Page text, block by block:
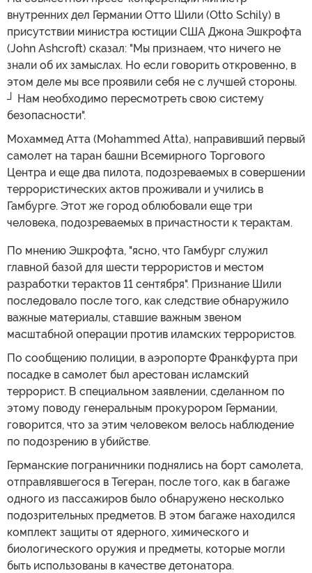
внутренних дел Германии Отто Шили (Otto Schily) в
присутствии министра юстиции США Джона Эшкрофта
(John Ashcroft) сказал: "Мы признаем, что ничего не
знали об их замыслах. Но если говорить откровенно, в
этом деле мы все проявили себя не с лучшей стороны.
┘ Нам необходимо пересмотреть свою систему
безопасности".
Мохаммед Атта (Mohammed Atta), направивший первый
самолет на таран башни Всемирного Торгового
Центра и еще два пилота, подозреваемых в совершении
террористических актов проживали и учились в
Гамбурге. Этот же город облюбовали еще три
человека, подозреваемых в причастности к терактам.
По мнению Эшкрофта, "ясно, что Гамбург служил
главной базой для шести террористов и местом
разработки терактов 11 сентября". Признание Шили
последовало после того, как следствие обнаружило
важные материалы, ставшие важным звеном
масштабной операции против иламских террористов.
По сообщению полиции, в аэропорте Франкфурта при
посадке в самолет был арестован исламский
террорист. В специальном заявлении, сделанном по
этому поводу генеральным прокурором Германии,
говорится, что за этим человеком велось наблюдение
по подозрению в убийстве.
Германские пограничники поднялись на борт самолета,
отправлявшегося в Тегеран, после того, как в багаже
одного из пассажиров было обнаружено несколько
подозрительных предметов. В этом багаже находился
комплект защиты от ядерного, химического и
биологического оружия и предметы, которые могли
быть использованы в качестве детонатора.